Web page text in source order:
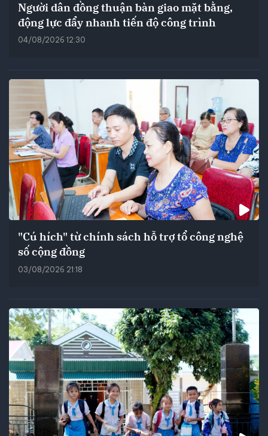
Người dân đồng thuận bàn giao mặt bằng,
động lực đẩy nhanh tiến độ công trình
04/08/2026 12:30
"Cú hích" từ chính sách hỗ trợ tổ công nghệ
số cộng đồng
03/08/2026 21:18